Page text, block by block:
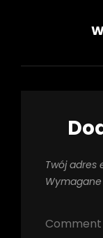
Twój adres